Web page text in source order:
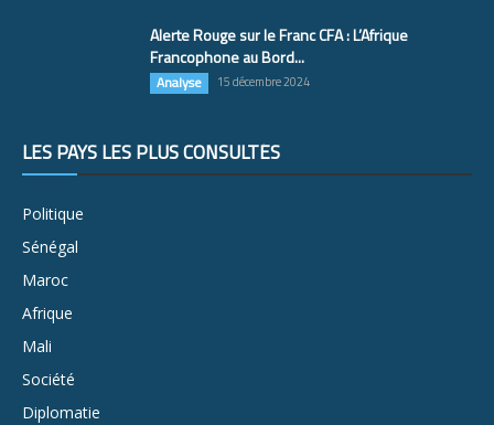
Alerte Rouge sur le Franc CFA : L’Afrique
Francophone au Bord...
Analyse 15 décembre 2024
LES PAYS LES PLUS CONSULTÉS
Politique
Sénégal
Maroc
Afrique
Mali
Société
Diplomatie